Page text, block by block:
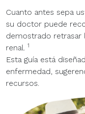
Cuanto antes sepa
su doctor puede
demostrado retrasar
renal. 1
Esta guía está
enfermedad,
recursos.